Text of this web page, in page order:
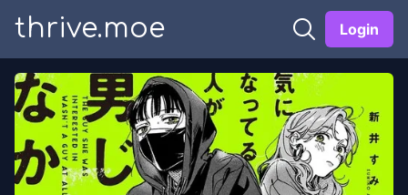
thrive.moe Login